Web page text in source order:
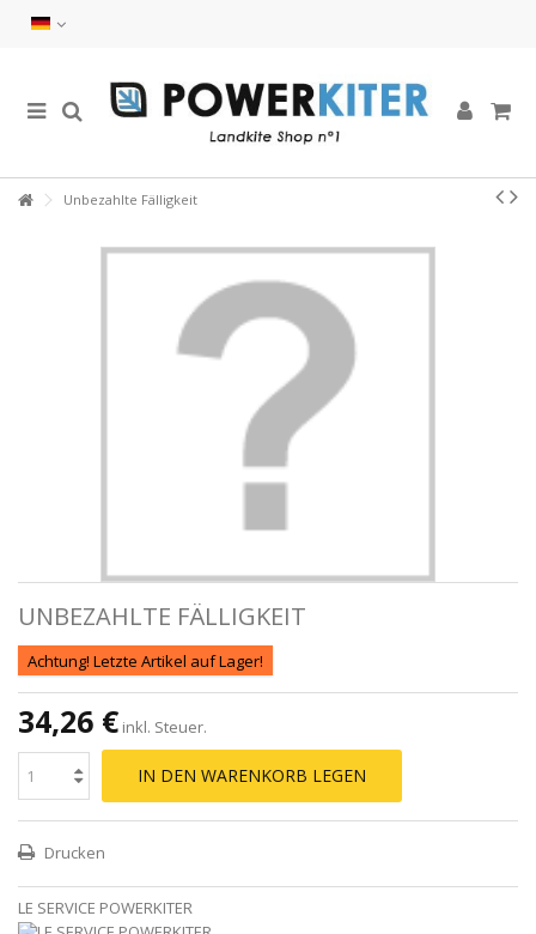
Unbezahlte Fälligkeit
UNBEZAHLTE FÄLLIGKEIT
Achtung! Letzte Artikel auf Lager!
34,26 € inkl. Steuer.
IN DEN WARENKORB LEGEN
Drucken
LE SERVICE POWERKITER